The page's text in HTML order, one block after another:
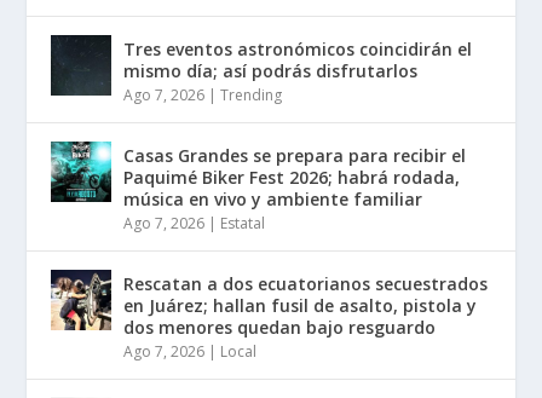
Tres eventos astronómicos coincidirán el
mismo día; así podrás disfrutarlos
Ago 7, 2026 |Trending
Casas Grandes se prepara para recibir el
Paquimé Biker Fest 2026; habrá rodada,
música en vivo y ambiente familiar
Ago 7, 2026 | Estatal
Rescatan a dos ecuatorianos secuestrados
en Juárez; hallan fusil de asalto, pistola y
dos menores quedan bajo resguardo
Ago 7, 2026 | Local